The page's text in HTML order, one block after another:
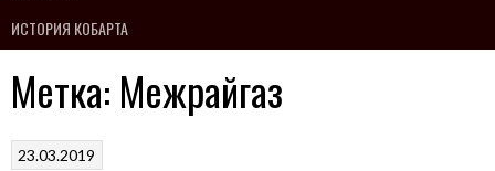
ИСТОРИЯ КОБАРТА
Метка: Межрайгаз
23.03.2019